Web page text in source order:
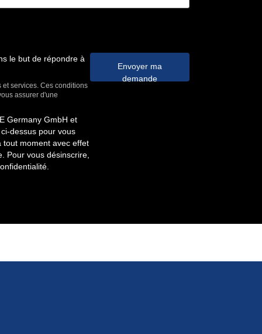
le but de répondre à
services. Ces conditions
assurer d'une
Germany GmbH et
dessus pour vous
tout moment avec effet
Pour vous désinscrire,
Envoyer ma
demande